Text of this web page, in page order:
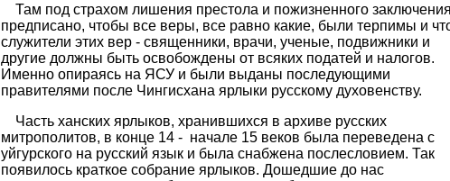
Там под страхом лишения престола и пожизненного
предписано, чтобы все веры, все равно какие, были терпимы и
служители этих вер - священники, врачи, ученые, подвижники и
другие должны быть освобождены от всяких податей и налогов.
Именно опираясь на ЯСУ и были выданы последующими
правителями после Чингисхана ярлыки русскому духовенству.
Часть ханских ярлыков, хранившихся в архиве русских
митрополитов, в конце 14 - начале 15 веков была переведена с
уйгурского на русский язык и была снабжена послесловием. Так
появилось краткое собрание ярлыков. Дошедшие до нас